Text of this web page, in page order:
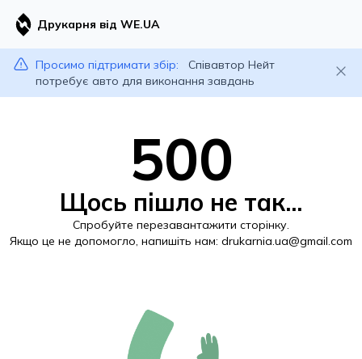
Друкарня від WE.UA
Просимо підтримати збір:
Співавтор Нейт
потребує авто для виконання завдань
500
Щось пішло не так...
Спробуйте перезавантажити сторінку.
Якщо це не допомогло, напишіть нам: drukarnia.ua@gmail.com